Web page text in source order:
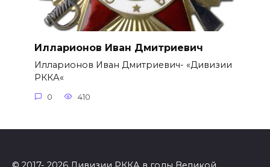
Илларионов Иван Дмитриевич
Илларионов Иван Дмитриевич- «Дивизии
РККА«
0 410